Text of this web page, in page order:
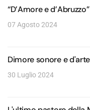
“D’Amore e
07 Agosto 2024
Dimore sonore e d'arte
30 Luglio 2024